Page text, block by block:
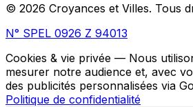
© 2026 Croyances et Villes. Tous
N° SPEL 0926 Z 94013
Cookies & vie privée — Nous
mesurer notre audience et, avec
des publicités personnalisées via
Politique de confidentialité